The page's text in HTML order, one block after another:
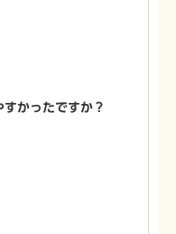
かったですか？